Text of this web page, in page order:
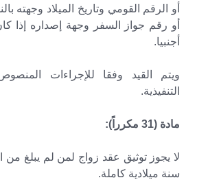
أو الرقم القومي وتاريخ الميلاد وجهته
أو رقم جواز السفر وجهة إصداره إذا
أجنبيا.
ويتم القيد وفقا للإجراءات
التنفيذية.
مادة (31 مكرراً):
لا يجوز توثيق عقد زواج لمن لم يبلغ
سنة ميلادية كاملة.